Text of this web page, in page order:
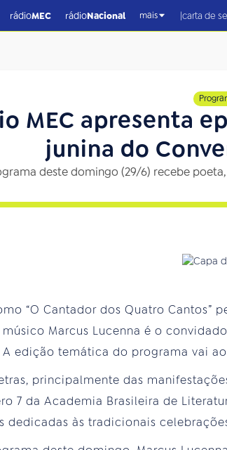
rádioMEC rádioNacional mais |carta de
MEC apresenta
junina do
deste domingo (29/6) recebe
“O Cantador dos Quatro Cantos”
Marcus Lucenna é o
A edição temática do programa vai
principalmente das
7 da Academia Brasileira de
dedicadas às tradicionais